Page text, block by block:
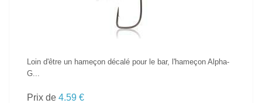
Loin d'être un hameçon décalé pour le bar, l'hameçon Alpha-
G...
Prix de 4.59 €